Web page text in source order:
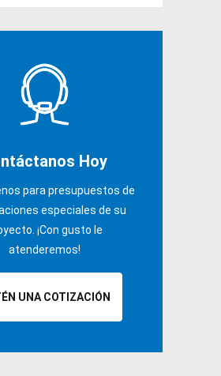
Hoy
para presupuestos de
especiales de su
¡Con gusto le
atenderemos!
UNA COTIZACIÓN